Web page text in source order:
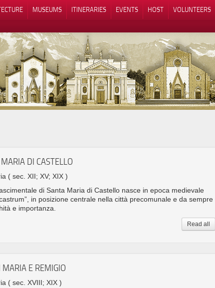
MUSEUMS ITINERARIES EVENTS HOST VOLUNTEERS
DI CASTELLO
( sec. XII; XV; XIX )
di Santa Maria di Castello nasce in epoca medievale
in posizione centrale nella città precomunale e da sempre
e importanza.
Read all
E REMIGIO
( sec. XVIII; XIX )